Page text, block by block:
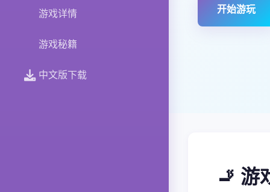
游戏详情
游戏秘籍
中文版下载
开始游玩
🚬 游